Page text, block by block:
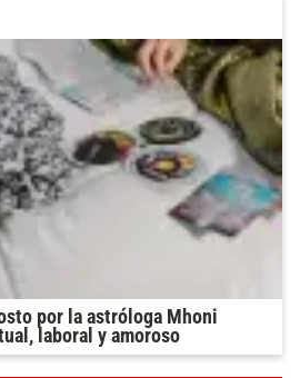
por la astróloga Mhoni
laboral y amoroso